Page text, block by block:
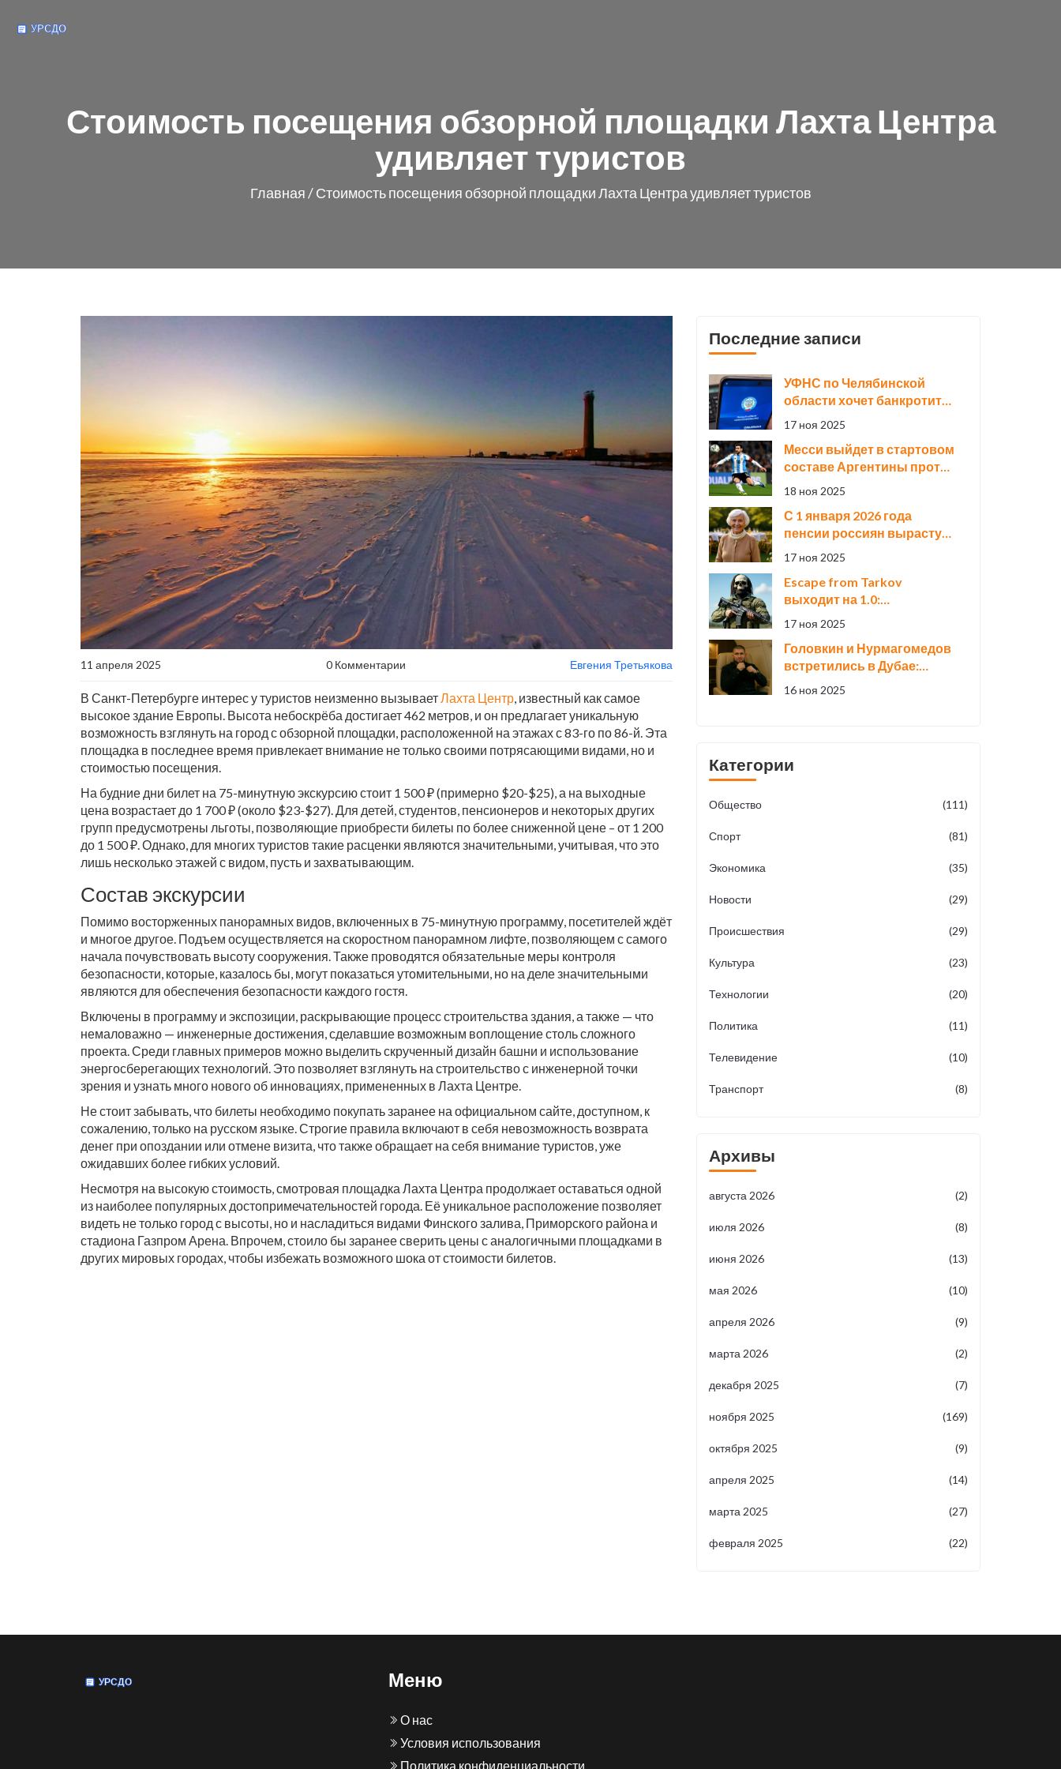
Стоимость посещения обзорной площадки Лахта Центра
удивляет туристов
Главная/ Стоимость посещения обзорной площадки Лахта Центра удивляет туристов
11 апреля 2025 0 Комментарии Евгения Третьякова
В Санкт-Петербурге интерес у туристов неизменно вызываетЛахта Центр, известный как самое
высокое здание Европы. Высота небоскрёба достигает 462 метров, и он предлагает уникальную
возможность взглянуть на город с обзорной площадки, расположенной на этажах с 83-го по 86-й. Эта
площадка в последнее время привлекает внимание не только своими потрясающими видами, но и
стоимостью посещения.
На будние дни билет на 75-минутную экскурсию стоит 1 500 ₽ (примерно $20-$25), а на выходные
цена возрастает до 1 700 ₽ (около $23-$27). Для детей, студентов, пенсионеров и некоторых других
групп предусмотрены льготы, позволяющие приобрести билеты по более сниженной цене – от 1 200
до 1 500 ₽. Однако, для многих туристов такие расценки являются значительными, учитывая, что это
лишь несколько этажей с видом, пусть и захватывающим.
Состав экскурсии
Помимо восторженных панорамных видов, включенных в 75-минутную программу, посетителей ждёт
и многое другое. Подъем осуществляется на скоростном панорамном лифте, позволяющем с самого
начала почувствовать высоту сооружения. Также проводятся обязательные меры контроля
безопасности, которые, казалось бы, могут показаться утомительными, но на деле значительными
являются для обеспечения безопасности каждого гостя.
Включены в программу и экспозиции, раскрывающие процесс строительства здания, а также — что
немаловажно — инженерные достижения, сделавшие возможным воплощение столь сложного
проекта. Среди главных примеров можно выделить скрученный дизайн башни и использование
энергосберегающих технологий. Это позволяет взглянуть на строительство с инженерной точки
зрения и узнать много нового об инновациях, примененных в Лахта Центре.
Не стоит забывать, что билеты необходимо покупать заранее на официальном сайте, доступном, к
сожалению, только на русском языке. Строгие правила включают в себя невозможность возврата
денег при опоздании или отмене визита, что также обращает на себя внимание туристов, уже
ожидавших более гибких условий.
Несмотря на высокую стоимость, смотровая площадка Лахта Центра продолжает оставаться одной
из наиболее популярных достопримечательностей города. Её уникальное расположение позволяет
видеть не только город с высоты, но и насладиться видами Финского залива, Приморского района и
стадиона Газпром Арена. Впрочем, стоило бы заранее сверить цены с аналогичными площадками в
других мировых городах, чтобы избежать возможного шока от стоимости билетов.
Последние записи
УФНС по Челябинской
области хочет банкротить
«Новаполимер» за 723,5
17 ноя 2025
Месси выйдет в стартовом
составе Аргентины против
Анголы — первый матч
18 ноя 2025
С 1 января 2026 года
пенсии россиян вырастут
на 7,6% — средняя станет
17 ноя 2025
Escape from Tarkov
выходит на 1.0:
финальный трейлер и
перед релизом
17 ноя 2025
Головкин и Нурмагомедов
встретились в Дубае:
легендарное фото
16 ноя 2025
Категории
Общество (111)
Спорт (81)
Экономика (35)
Новости (29)
Происшествия (29)
Культура (23)
Технологии (20)
Политика (11)
Телевидение (10)
Транспорт (8)
Архивы
августа 2026 (2)
июля 2026 (8)
июня 2026 (13)
мая 2026 (10)
апреля 2026 (9)
марта 2026 (2)
декабря 2025 (7)
ноября 2025 (169)
октября 2025 (9)
апреля 2025 (14)
марта 2025 (27)
февраля 2025 (22)
Меню
О нас
Условия использования
Политика конфиденциальности